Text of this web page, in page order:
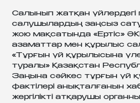
Салынып жатқан үйлердегі
салушылардың заңсыз сату
жою мақсатында «Ертіс»
азаматтар мен құрылыс
«Тұрғын үй құрылысына
туралы» Қазақстан
Заңына сәйкес тұрғын үй
фактілері анықталғанын
жергiлiктi атқарушы